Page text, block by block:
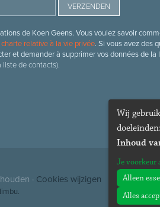
de Koen Geens. Vous voulez savoir
charte relative à la vie privée. Si vous avez des
et demander à supprimer vos données de la
de contacts).
· Cookies wijzigen
.
Wij
doeleinden:
Inhoud
Je voorkeur
Alleen
Alles